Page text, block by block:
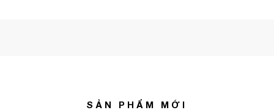
SẢN PHẨM MỚI